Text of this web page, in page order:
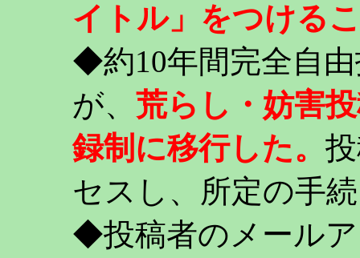
イトル」をつける
◆約10年間完全自
が、 荒らし・妨害
録制に移行した。
セスし、所定の手
◆投稿者のメール